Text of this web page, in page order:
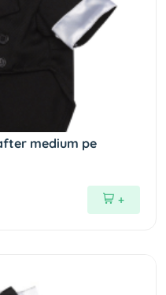
medium pe
+